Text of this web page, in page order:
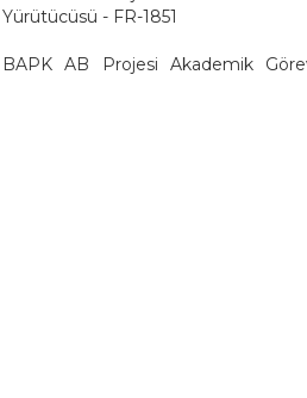
Yürütücüsü - FR-1851
BAPK AB Projesi Akademik